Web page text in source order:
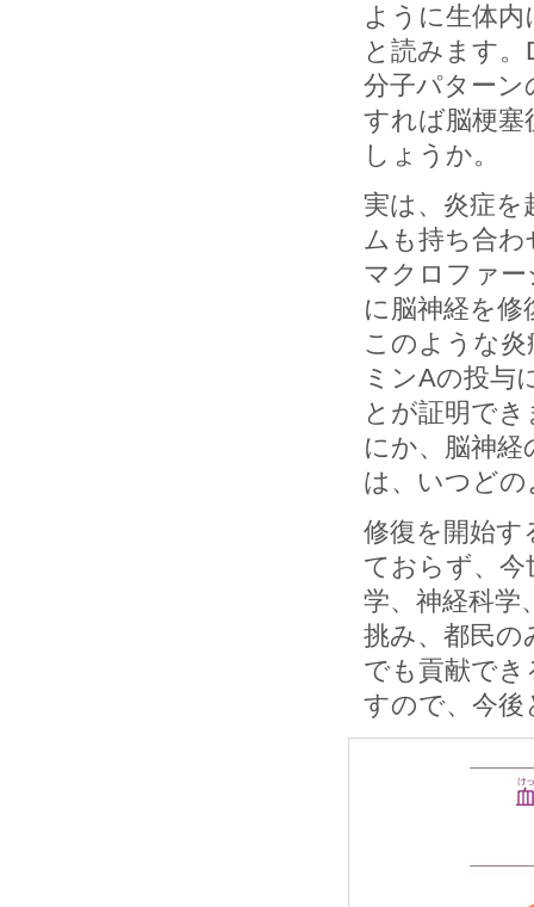
ように生体
と読みます。
分子パターン
すれば脳梗塞
しょうか。
実は、炎症
ムも持ち合
マクロファ
に脳神経を
このような
ミンAの投与
とが証明で
にか、脳神
は、いつど
修復を開始
ておらず、今
学、神経科学
挑み、都民の
でも貢献で
すので、今後